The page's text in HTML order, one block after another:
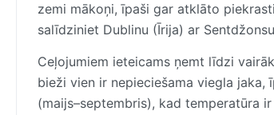
zemi mākoņi, īpaši gar atklāto
salīdziniet Dublinu (Īrija) ar
Ceļojumiem ieteicams ņemt līdzi
bieži vien ir nepieciešama viegla jaka,
(maijs–septembris), kad temperatūra